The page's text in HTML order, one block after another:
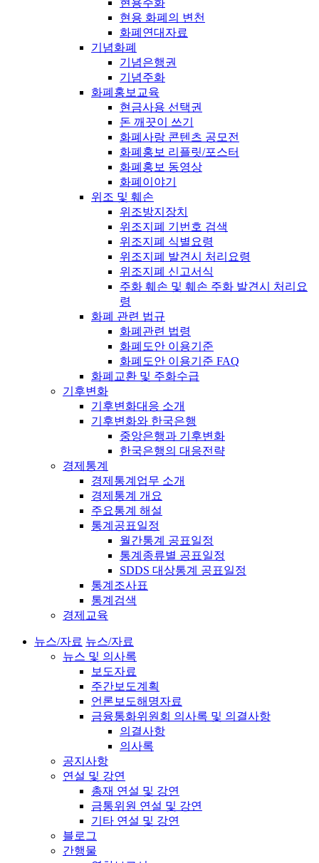
현용주화
현용 화폐의 변천
화폐연대자료
기념화폐
기념은행권
기념주화
화폐홍보교육
현금사용 선택권
돈 깨끗이 쓰기
화폐사랑 콘텐츠 공모전
화폐홍보 리플릿/포스터
화폐홍보 동영상
화폐이야기
위조 및 훼손
위조방지장치
위조지폐 기번호 검색
위조지폐 식별요령
위조지폐 발견시 처리요령
위조지폐 신고서식
주화 훼손 및 훼손 주화 발견시 처리요
령
화폐 관련 법규
화폐관련 법령
화폐도안 이용기준
화폐도안 이용기준 FAQ
화폐교환 및 주화수급
기후변화
기후변화대응 소개
기후변화와 한국은행
중앙은행과 기후변화
한국은행의 대응전략
경제통계
경제통계업무 소개
경제통계 개요
주요통계 해설
통계공표일정
월간통계 공표일정
통계종류별 공표일정
SDDS 대상통계 공표일정
통계조사표
통계검색
경제교육
뉴스/자료 뉴스/자료
뉴스 및 의사록
보도자료
주간보도계획
언론보도해명자료
금융통화위원회 의사록 및 의결사항
의결사항
의사록
공지사항
연설 및 강연
총재 연설 및 강연
금통위원 연설 및 강연
기타 연설 및 강연
블로그
간행물